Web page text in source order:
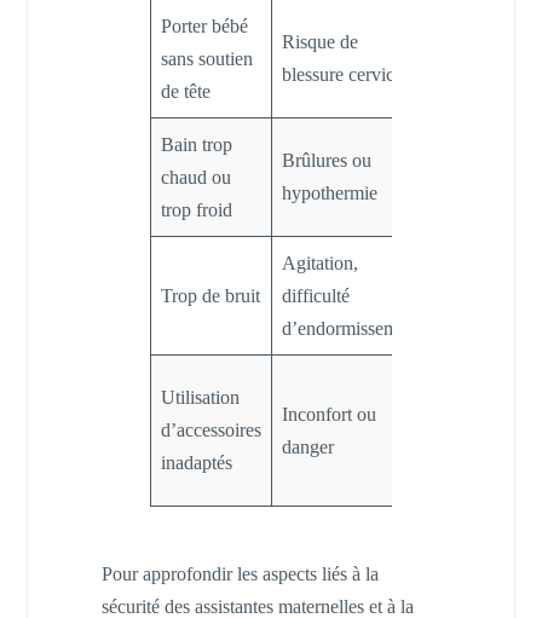
Porter bébé
sans soutien
de tête
Risque de
blessure cervicale
Bain trop
chaud ou
trop froid
Brûlures ou
hypothermie
Trop de bruit
Agitation,
difficulté
d’endormissement
Utilisation
d’accessoires
inadaptés
Inconfort ou
danger
Pour approfondir les aspects liés à la
sécurité des assistantes maternelles et à la